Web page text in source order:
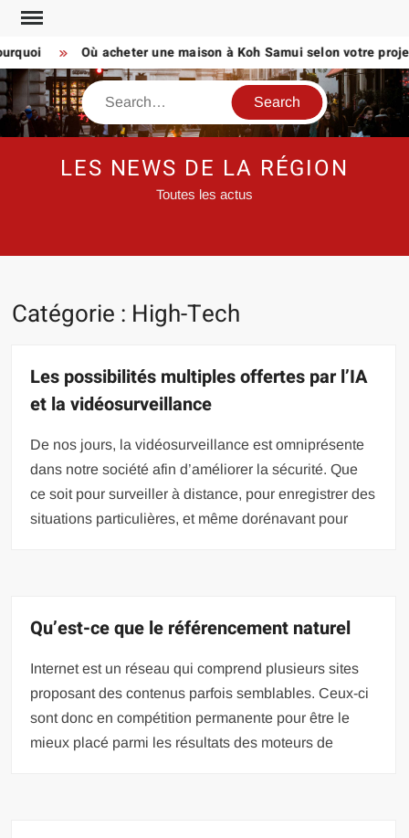
Skip
content
Où acheter une maison à Koh Samui selon votre projet
Search
LES NEWS DE LA RÉGION
Toutes les actus
Catégorie : High-Tech
Les possibilités multiples offertes par l’IA
et la vidéosurveillance
De nos jours, la vidéosurveillance est omniprésente
dans notre société afin d’améliorer la sécurité. Que
ce soit pour surveiller à distance, pour enregistrer des
situations particulières, et même dorénavant pour
Qu’est-ce que le référencement naturel
Internet est un réseau qui comprend plusieurs sites
proposant des contenus parfois semblables. Ceux-ci
sont donc en compétition permanente pour être le
mieux placé parmi les résultats des moteurs de